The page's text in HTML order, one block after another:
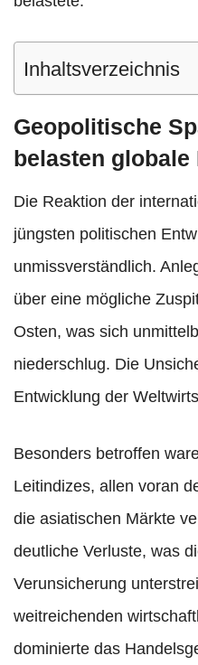
Inhaltsverzeichnis
Geopolitische
belasten globale
Die Reaktion der
jüngsten politischen
unmissverständlich.
über eine mögliche
Osten, was sich
niederschlug. Die
Entwicklung der
Besonders betroffen
Leitindizes, allen voran
die asiatischen Märkte
deutliche Verluste, was
Verunsicherung
weitreichenden
dominierte das